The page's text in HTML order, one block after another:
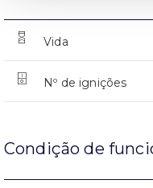
Vida
Nº de ignições
Condição de